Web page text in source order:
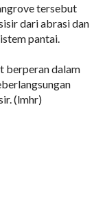
tersebut
dari abrasi dan
pantai.
berperan dalam
(lmhr)